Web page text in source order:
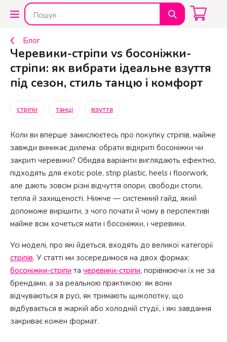
Блог
Черевики-стріпи vs босоніжки-
стріпи: як вибрати ідеальне взуття
під сезон, стиль танцю і комфорт
стріпи танці взуття
Коли ви вперше замислюєтесь про покупку стріпів, майже
завжди виникає дилема: обрати відкриті босоніжки чи
закриті черевики? Обидва варіанти виглядають ефектно,
підходять для exotic pole, strip plastic, heels і floorwork,
але дають зовсім різні відчуття опори, свободи стопи,
тепла й захищеності. Нижче — системний гайд, який
допоможе вирішити, з чого почати й чому в перспективі
майже всім хочеться мати і босоніжки, і черевики.
Усі моделі, про які йдеться, входять до великої категорії
стріпів. У статті ми зосередимося на двох формах:
босоніжки-стріпи та черевики-стріпи, порівнюючи їх не за
брендами, а за реальною практикою: як вони
відчуваються в русі, як тримають щиколотку, що
відбувається в жаркій або холодній студії, і які завдання
закриває кожен формат.